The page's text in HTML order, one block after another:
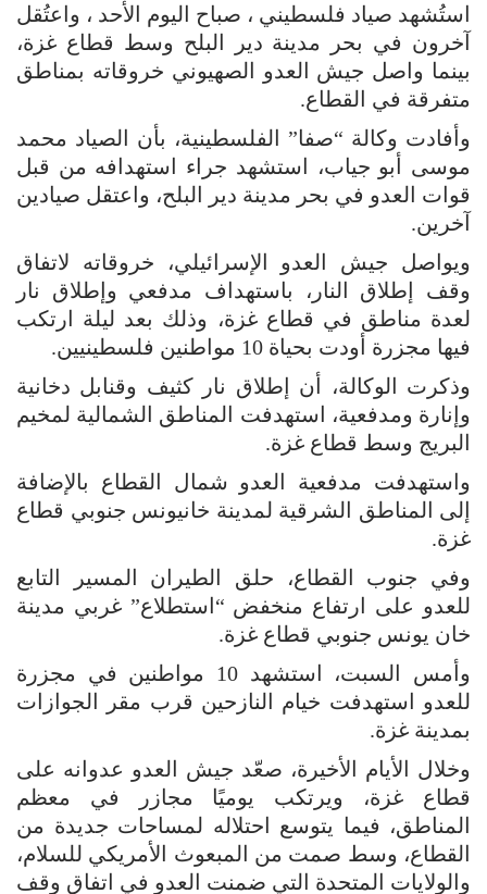
استُشهد صياد فلسطيني ، صباح اليوم الأحد ، واعتُقل
آخرون في بحر مدينة دير البلح وسط قطاع غزة،
بينما واصل جيش العدو الصهيوني خروقاته بمناطق
متفرقة في القطاع.
وأفادت وكالة “صفا” الفلسطينية، بأن الصياد محمد
موسى أبو جياب، استشهد جراء استهدافه من قبل
قوات العدو في بحر مدينة دير البلح، واعتقل صيادين
آخرين.
ويواصل جيش العدو الإسرائيلي، خروقاته لاتفاق
وقف إطلاق النار، باستهداف مدفعي وإطلاق نار
لعدة مناطق في قطاع غزة، وذلك بعد ليلة ارتكب
فيها مجزرة أودت بحياة 10 مواطنين فلسطينيين.
وذكرت الوكالة، أن إطلاق نار كثيف وقنابل دخانية
وإنارة ومدفعية، استهدفت المناطق الشمالية لمخيم
البريج وسط قطاع غزة.
واستهدفت مدفعية العدو شمال القطاع بالإضافة
إلى المناطق الشرقية لمدينة خانيونس جنوبي قطاع
غزة.
وفي جنوب القطاع، حلق الطيران المسير التابع
للعدو على ارتفاع منخفض “استطلاع” غربي مدينة
خان يونس جنوبي قطاع غزة.
وأمس السبت، استشهد 10 مواطنين في مجزرة
للعدو استهدفت خيام النازحين قرب مقر الجوازات
بمدينة غزة.
وخلال الأيام الأخيرة، صعّد جيش العدو عدوانه على
قطاع غزة، ويرتكب يوميًا مجازر في معظم
المناطق، فيما يتوسع احتلاله لمساحات جديدة من
القطاع، وسط صمت من المبعوث الأمريكي للسلام،
والولايات المتحدة التي ضمنت العدو في اتفاق وقف